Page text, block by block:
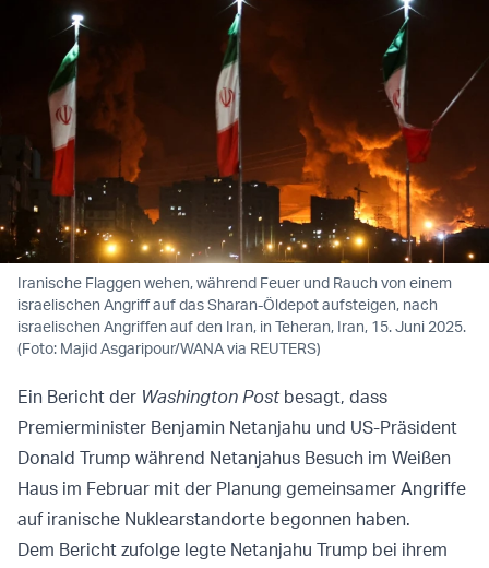
Iranische Flaggen wehen, während Feuer und Rauch von einem
israelischen Angriff auf das Sharan-Öldepot aufsteigen, nach
israelischen Angriffen auf den Iran, in Teheran, Iran, 15. Juni 2025.
(Foto: Majid Asgaripour/WANA via REUTERS)
Ein Bericht der Washington Postbesagt, dass
Premierminister Benjamin Netanjahu und US-Präsident
Donald Trump während Netanjahus Besuch im Weißen
Haus im Februar mit der Planung gemeinsamer Angriffe
auf iranische Nuklearstandorte begonnen haben.
Dem Bericht zufolge legte Netanjahu Trump bei ihrem